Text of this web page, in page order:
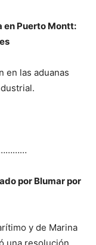
en Puerto Montt:
en las aduanas
por Blumar por
y de Marina
una resolución